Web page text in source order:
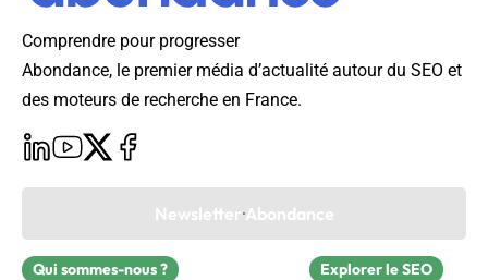
Comprendre pour progresser
Abondance, le premier média d’actualité autour du SEO et
des moteurs de recherche en France.
Newsletter Abondance
Qui sommes-nous ? Explorer le SEO